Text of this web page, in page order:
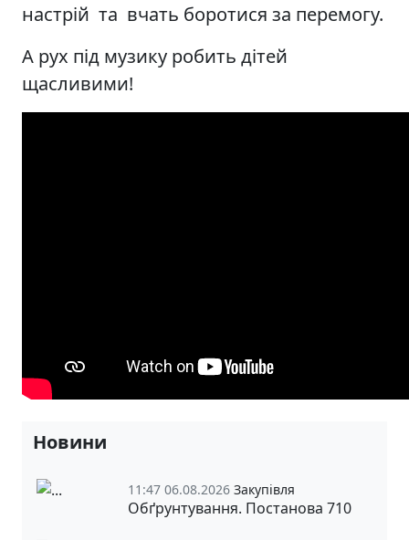
настрій та вчать боротися за перемогу.
А рух під музику робить дітей
щасливими!
Новини
11:47 06.08.2026 Закупівля
Обґрунтування. Постанова 710